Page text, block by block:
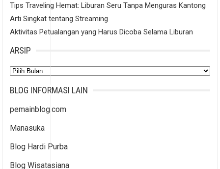
Tips Traveling Hemat: Liburan Seru Tanpa Menguras Kantong
Arti Singkat tentang Streaming
Aktivitas Petualangan yang Harus Dicoba Selama Liburan
ARSIP
Arsip
BLOG INFORMASI LAIN
pemainblog.com
Manasuka
Blog Hardi Purba
Blog Wisatasiana